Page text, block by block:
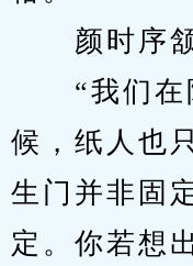
颜时序颔
“我们在
候，纸人也
生门并非固
定。你若想